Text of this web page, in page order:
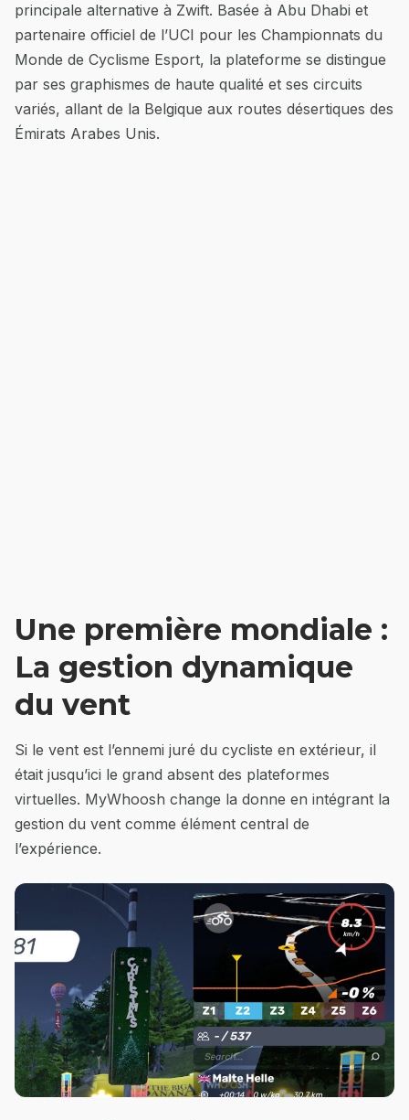
principale alternative à Zwift. Basée à Abu Dhabi et
partenaire officiel de l’UCI pour les Championnats du
Monde de Cyclisme Esport, la plateforme se distingue
par ses graphismes de haute qualité et ses circuits
variés, allant de la Belgique aux routes désertiques des
Émirats Arabes Unis.
Une première mondiale :
La gestion dynamique
du vent
Si le vent est l’ennemi juré du cycliste en extérieur, il
était jusqu’ici le grand absent des plateformes
virtuelles. MyWhoosh change la donne en intégrant la
gestion du vent comme élément central de
l’expérience.